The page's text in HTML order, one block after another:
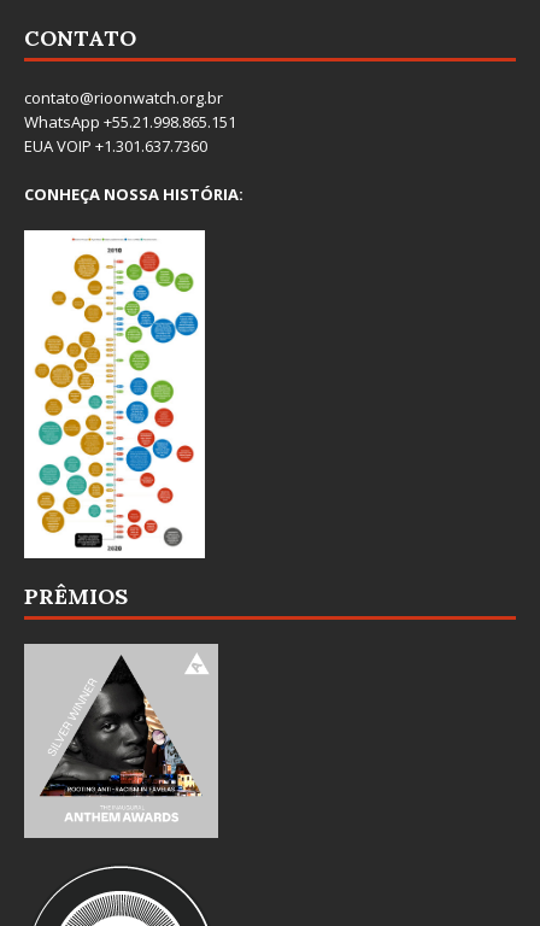
CONTATO
contato@rioonwatch.org.br
WhatsApp +55.21.998.865.151
EUA VOIP +1.301.637.7360
CONHEÇA NOSSA HISTÓRIA:
PRÊMIOS